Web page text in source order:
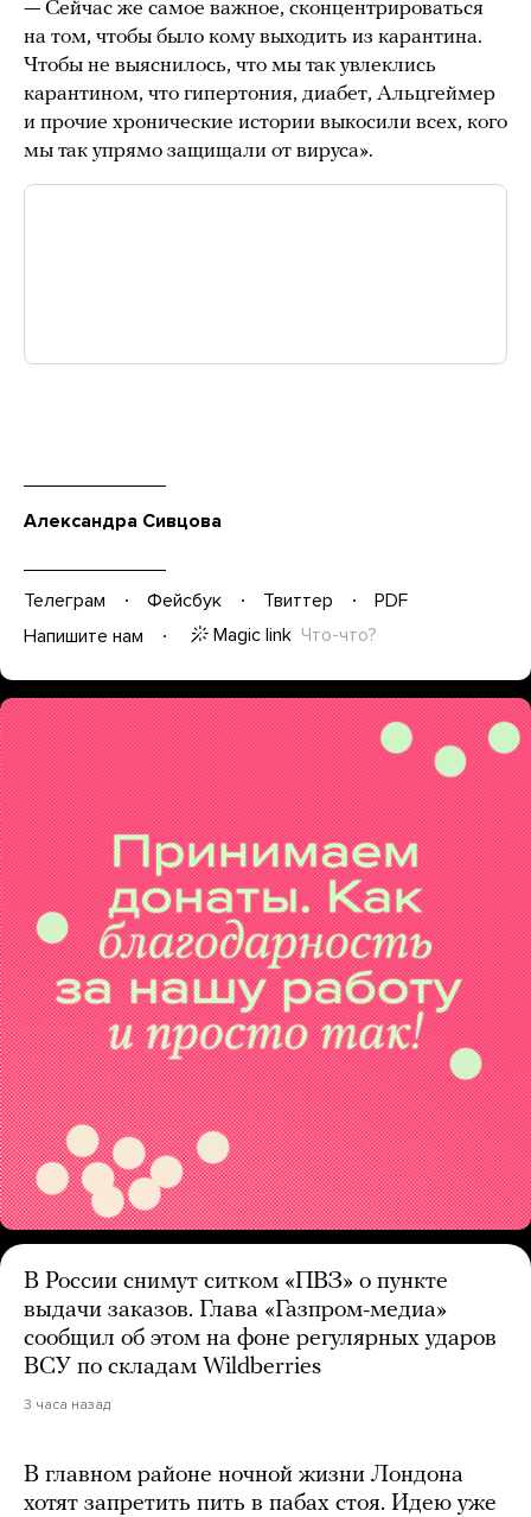
— Сейчас же самое важное, сконцентрироваться
на том, чтобы было кому выходить из карантина.
Чтобы не выяснилось, что мы так увлеклись
карантином, что гипертония, диабет, Альцгеймер
и прочие хронические истории выкосили всех, кого
мы так упрямо защищали от вируса».
Александра Сивцова
Телеграм Фейсбук Твиттер
PDF
Напишите нам
Magic link Что-что?
В России снимут ситком «ПВЗ» о пункте
выдачи заказов. Глава «Газпром-медиа»
сообщил об этом на фоне регулярных ударов
ВСУ по складам Wildberries
3 часа назад
В главном районе ночной жизни Лондона
хотят запретить пить в пабах стоя. Идею уже